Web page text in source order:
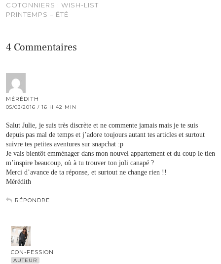
COTONNIERS : WISH-LIST
PRINTEMPS – ÉTÉ
4 Commentaires
MÉRÉDITH
05/03/2016 / 16 H 42 MIN
Salut Julie, je suis très discrète et ne commente jamais mais je te suis
depuis pas mal de temps et j’adore toujours autant tes articles et surtout
suivre tes petites aventures sur snapchat :p
Je vais bientôt emménager dans mon nouvel appartement et du coup le tien
m’inspire beaucoup, où à tu trouver ton joli canapé ?
Merci d’avance de ta réponse, et surtout ne change rien !!
Mérédith
RÉPONDRE
CON-FESSION
AUTEUR